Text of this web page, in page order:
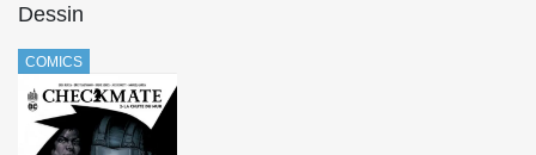
Dessin
COMICS